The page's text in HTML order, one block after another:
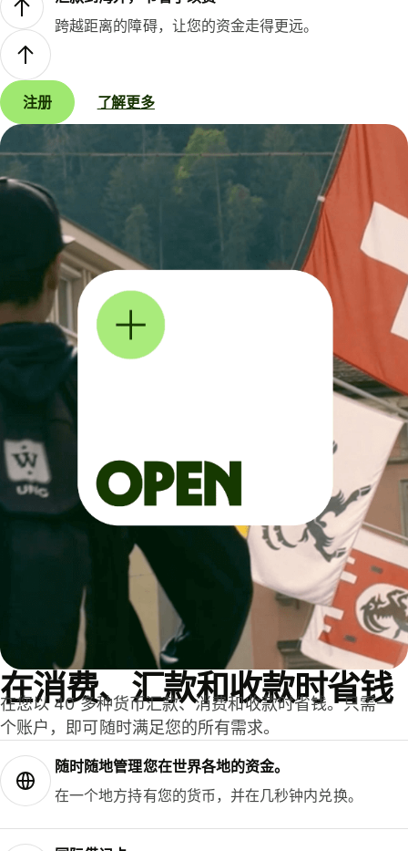
跨越距离的障碍，让您的资金走得更远。
注册 了解更多
在消费、汇款和收款时省钱
在您以 40 多种货币汇款、消费和收款时省钱。只需一
个账户，即可随时满足您的所有需求。
随时随地管理您在世界各地的资金。
在一个地方持有您的货币，并在几秒钟内兑换。